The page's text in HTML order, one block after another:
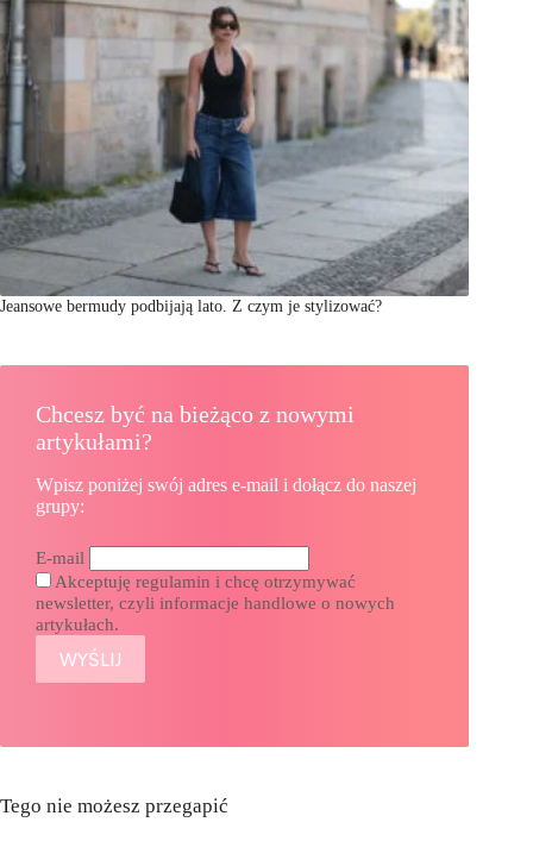
Jeansowe bermudy podbijają lato. Z czym je stylizować?
Chcesz być na bieżąco z nowymi
artykułami?
Wpisz poniżej swój adres e-mail i dołącz do naszej
grupy:
E-mail
Akceptuję regulamin i chcę otrzymywać
newsletter, czyli informacje handlowe o nowych
artykułach.
Tego nie możesz przegapić